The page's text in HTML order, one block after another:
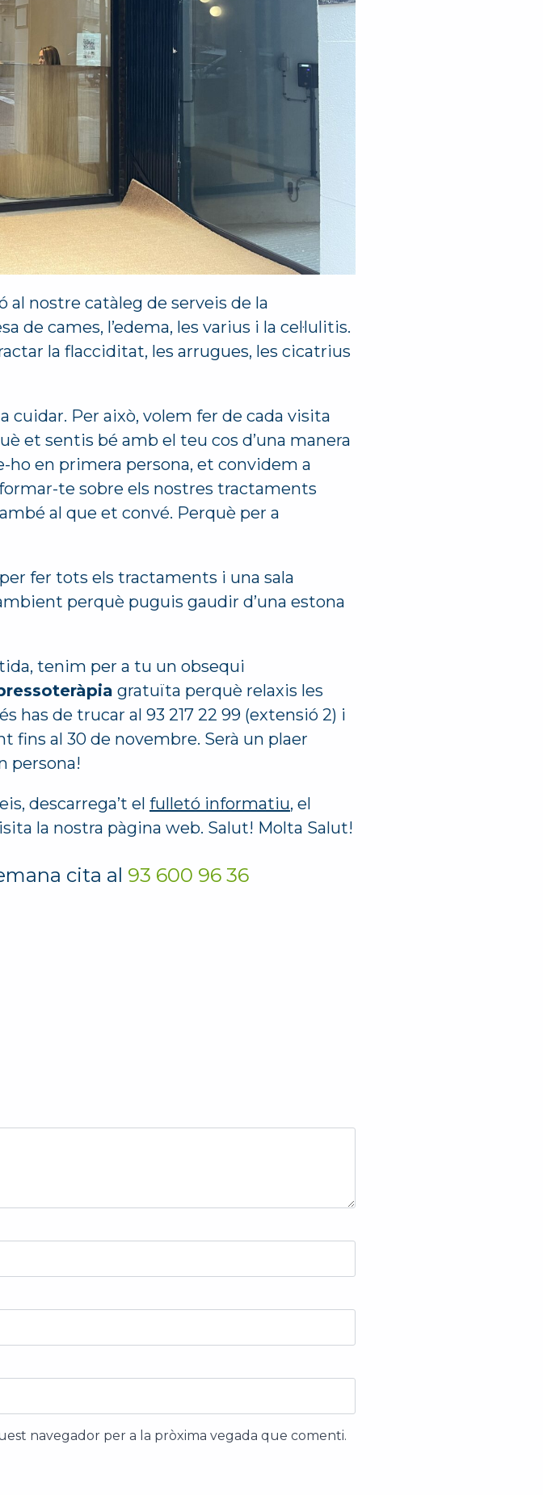
al nostre catàleg de serveis de la
de cames, l’edema, les varius i la cel·lulitis.
la flacciditat, les arrugues, les cicatrius
cuidar. Per això, volem fer de cada visita
et sentis bé amb el teu cos d’una manera
en primera persona, et convidem a
te sobre els nostres tractaments
al que et convé. Perquè per a
fer tots els tractaments i una sala
perquè puguis gaudir d’una estona
tenim per a tu un obsequi
gratuïta perquè relaxis les
has de trucar al 93 217 22 99 (extensió 2) i
fins al 30 de novembre. Serà un plaer
persona!
descarrega’t el fulletó informatiu, el
la nostra pàgina web. Salut! Molta Salut!
cita al 93 600 96 36
navegador per a la pròxima vegada que comenti.